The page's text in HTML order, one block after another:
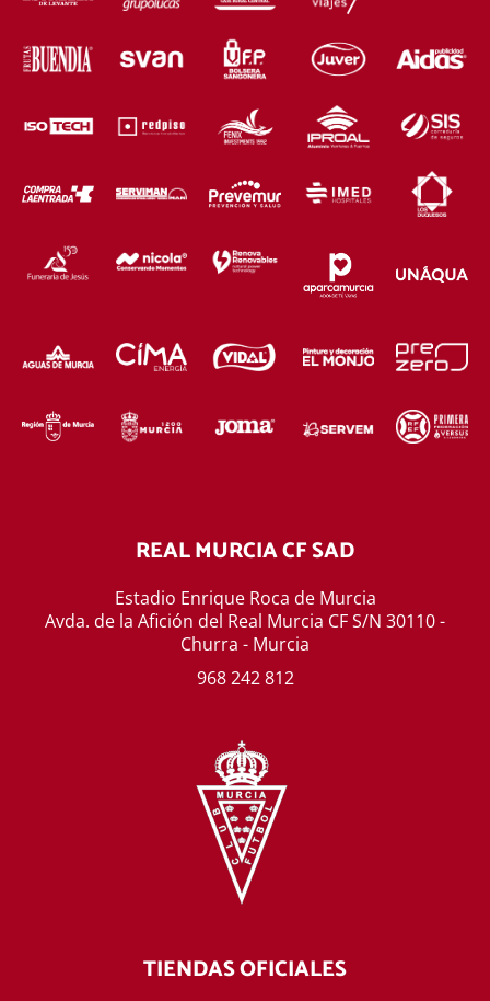
REAL MURCIA CF SAD
Estadio Enrique Roca de Murcia
Avda. de la Afición del Real Murcia CF S/N 30110 -
Churra - Murcia
968 242 812
TIENDAS OFICIALES